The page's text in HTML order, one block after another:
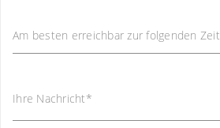
Am besten erreichbar zur folgenden Zeit
Ihre Nachricht*